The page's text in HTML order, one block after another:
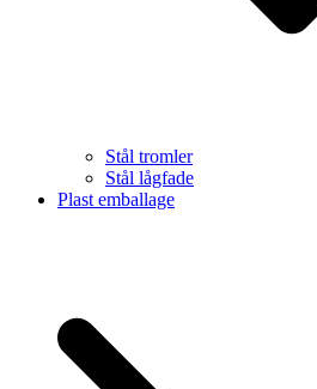
Stål tromler
Stål lågfade
Plast emballage